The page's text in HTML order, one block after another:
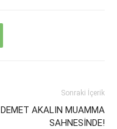
Sonraki İçerik
DEMET AKALIN MUAMMA
SAHNESİNDE!